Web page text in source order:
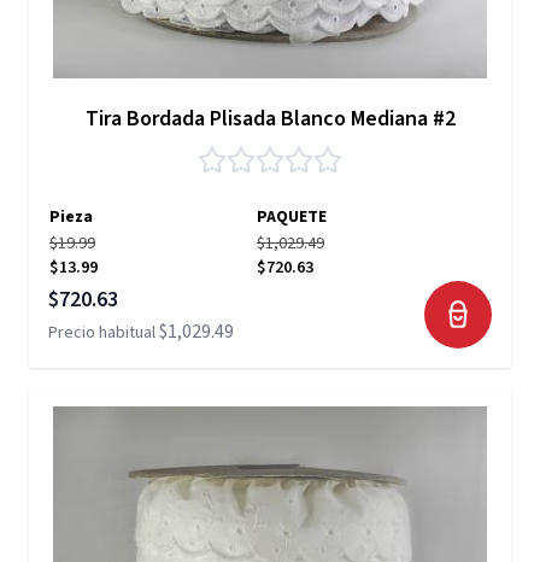
Tira Bordada Plisada Blanco Mediana #2
Pieza
PAQUETE
$19.99
$13.99
$1,029.49
$720.63
Precio especial
$720.63
Precio habitual$1,029.49